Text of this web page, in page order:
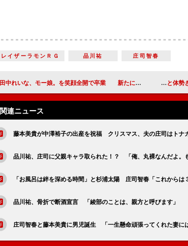
レイザーラモンＲＧ 品川祐 庄司智春
田中れいな、モー娘。を笑顔全開で卒業 新たにサブリーダー２人が決定 佐藤浩市、
関連ニュース
藤本美貴が中澤裕子の出産を祝福 クリスマス、夫の庄司はトナ
品川祐、庄司に父親キャラ取られた！？ 「俺、丸裸なんだよ。
「お風呂は絆を深める時間」と杉浦太陽 庄司智春「これからは
品川祐、骨折で断酒宣言 「綾部のことは、親方と呼びます」
庄司智春と藤本美貴に男児誕生 「一生懸命頑張ってくれた妻に